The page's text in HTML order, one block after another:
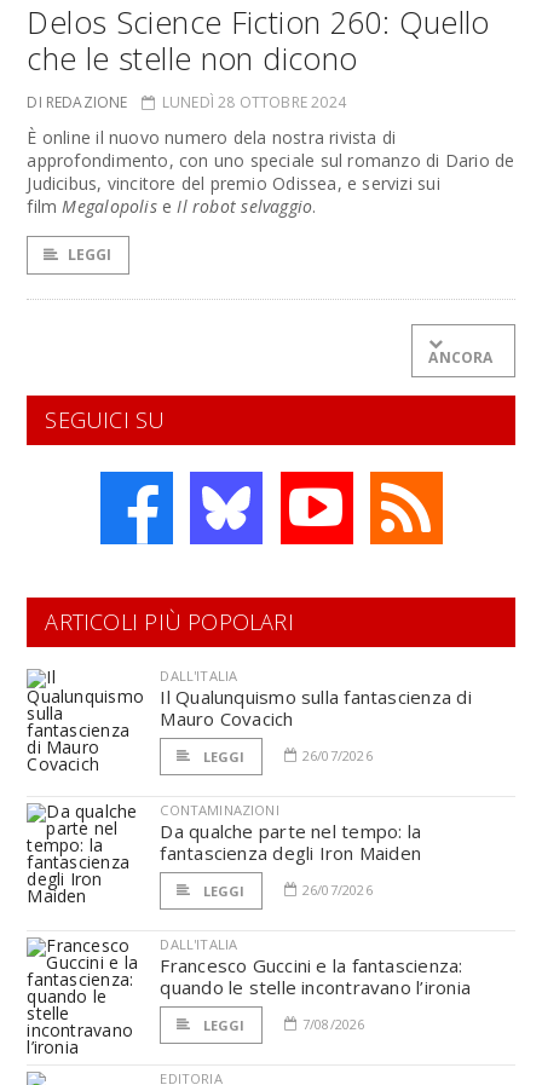
Delos Science Fiction 260: Quello
che le stelle non dicono
DI REDAZIONE LUNEDÌ 28 OTTOBRE 2024
È online il nuovo numero dela nostra rivista di
approfondimento, con uno speciale sul romanzo di Dario de
Judicibus, vincitore del premio Odissea, e servizi sui
filmMegalopoliseIl robot selvaggio.
LEGGI
ANCORA
SEGUICI SU
ARTICOLI PIÙ POPOLARI
DALL'ITALIA
Il Qualunquismo sulla fantascienza di
Mauro Covacich
LEGGI 26/07/2026
CONTAMINAZIONI
Da qualche parte nel tempo: la
fantascienza degli Iron Maiden
LEGGI 26/07/2026
DALL'ITALIA
Francesco Guccini e la fantascienza:
quando le stelle incontravano l’ironia
LEGGI 7/08/2026
EDITORIA